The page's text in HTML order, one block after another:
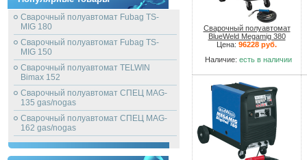
Сварочный полуавтомат Fubag TS-
MIG 180
Сварочный полуавтомат Fubag TS-
MIG 150
Сварочный полуавтомат TELWIN
Bimax 152
Сварочный полуавтомат СПЕЦ MAG-
135 gas/nogas
Сварочный полуавтомат СПЕЦ MAG-
162 gas/nogas
Сварочный полуавтомат
BlueWeld Megamig 380
Цена: 96228 руб.
Наличие: есть в наличии